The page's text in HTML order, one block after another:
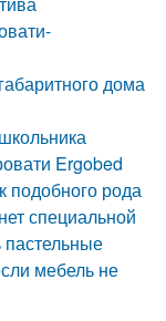
дома
Ergobed
подобного рода
специальной
мебель не